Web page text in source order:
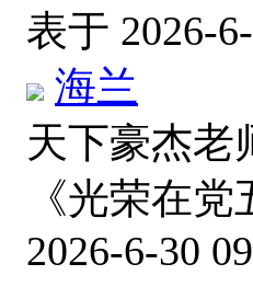
表于 2026-
海兰
天下豪杰老
《光荣在
2026-6-30